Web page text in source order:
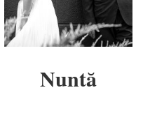
Nuntă